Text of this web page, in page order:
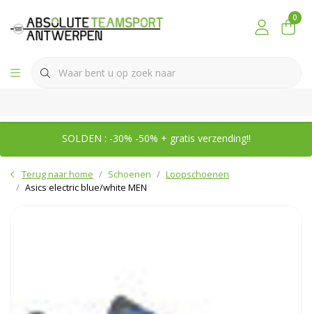
0
SOLDEN : -30% -50% + gratis verzending!!
Terug naar home Schoenen
Loopschoenen
Asics electric blue/white MEN